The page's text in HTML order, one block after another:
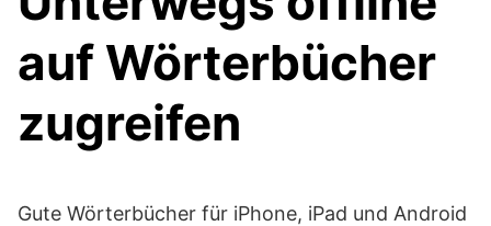
auf Wörterbücher
zugreifen
Gute Wörterbücher für iPhone, iPad und Android